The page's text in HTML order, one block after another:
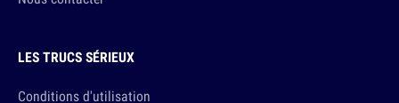
LES TRUCS SÉRIEUX
Conditions d'utilisation